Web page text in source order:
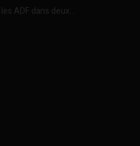
ADF dans deux...